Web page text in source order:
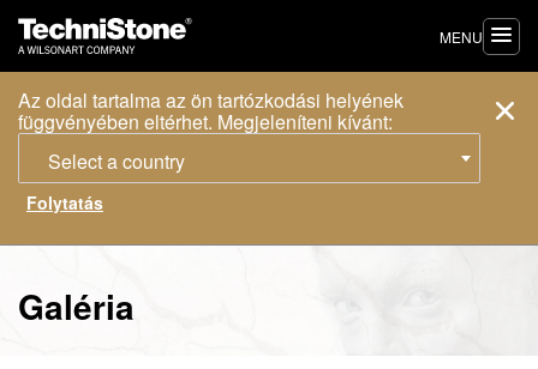
Az oldal tartalma az ön tartózkodási helyének
függvényében eltérhet. Megjeleníteni kívánt:
Select a country
MENU
Galéria